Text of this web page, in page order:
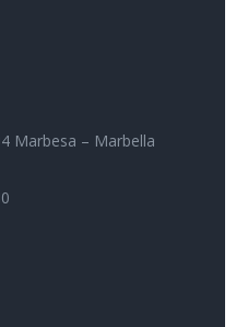
Marbesa – Marbella